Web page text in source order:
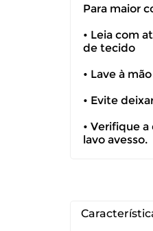
Para maior
• Leia com
de tecido
• Lave à
• Evite
• Verifique
lavo avesso.